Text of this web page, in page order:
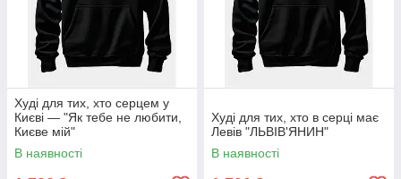
Худі для тих, хто серцем у
Києві — "Як тебе не любити,
Києве мій"
В наявності
Худі для тих, хто в серці має
Левів "ЛЬВІВ'ЯНИН"
В наявності